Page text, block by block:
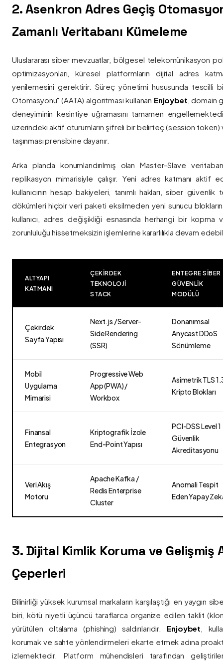
2. Asenkron Adres Geçiş
Zamanlı Veritabanı Kümeleme
Uluslararası siber mevzuatlar, bölgesel telekomünikasyon
optimizasyonları, küresel platformların dijital adres
yenilemesini gerektirir. Süreç yönetimi hususunda tescilli
Otomasyonu" (AATA) algoritması kullanan Enjoybet , domain
deneyiminin kesintiye uğramasını tamamen
üzerindeki aktif oturumların şifreli bir belirteç (session token)
taşınması prensibine dayanır.
Arka planda konumlandırılmış olan Master-Slave
replikasyon mimarisiyle çalışır. Yeni adres katmanı aktif
kullanıcının hesap bakiyeleri, tanımlı hakları, siber
dökümleri hiçbir veri paketi eksilmeden yeni sunucu
kullanıcı, adres değişikliği esnasında herhangi bir
zorunluluğu hissetmeksizin işlemlerine kararlılıkla devam
ALTYAPI
KATMANI
ÇEKIRDEK
TEKNOLOJI
STACK
ENTEGRE SIBER
GÜVENLIK
MODÜLÜ
Çekirdek
Sayfa Yapısı
Next.js / Server-
Side Rendering
(SSR)
Donanımsal
Anycast DDoS
Sönümleme
Mobil
Uygulama
Mimarisi
Progressive Web
App (PWA) /
Workbox
Asimetrik TLS
Kripto Blokları
Finansal
Entegrasyon
Kriptografik İzole
End-Point Yapısı
PCI-DSS Level 1
Güvenlik
Akreditasyonu
Veri Akış
Motoru
Apache Kafka /
Redis Enterprise
Cluster
Anomali Tespit
Eden Yapay
3. Dijital Kimlik Koruma ve Gelişmiş
Çeperleri
Bilinirliği yüksek kurumsal markaların karşılaştığı en yaygın
biri, kötü niyetli üçüncü taraflarca organize edilen taklit
yürütülen oltalama (phishing) saldırılarıdır. Enjoybet ,
korumak ve sahte yönlendirmeleri ekarte etmek adına
izlemektedir. Platform mühendisleri tarafından